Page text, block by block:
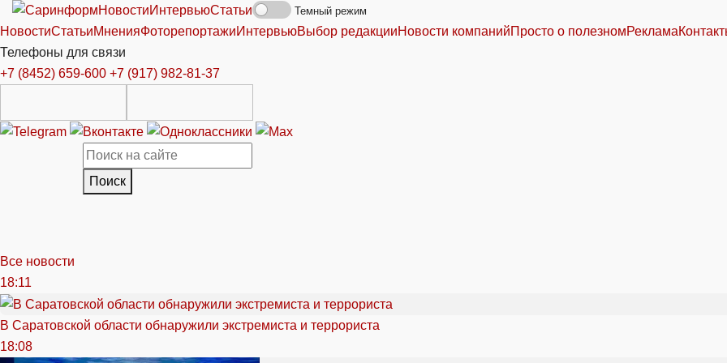
НовостиИнтервьюСтатьи Темный режим
НовостиСтатьиМненияФоторепортажиИнтервьюВыбор редакцииНовости компанийПросто о полезномРеклама
Телефоны для связи
+7 (8452) 659-600 +7 (917) 982-81-37
Поиск
Все новости
18:11
В Саратовской области обнаружили экстремиста и террориста
18:08